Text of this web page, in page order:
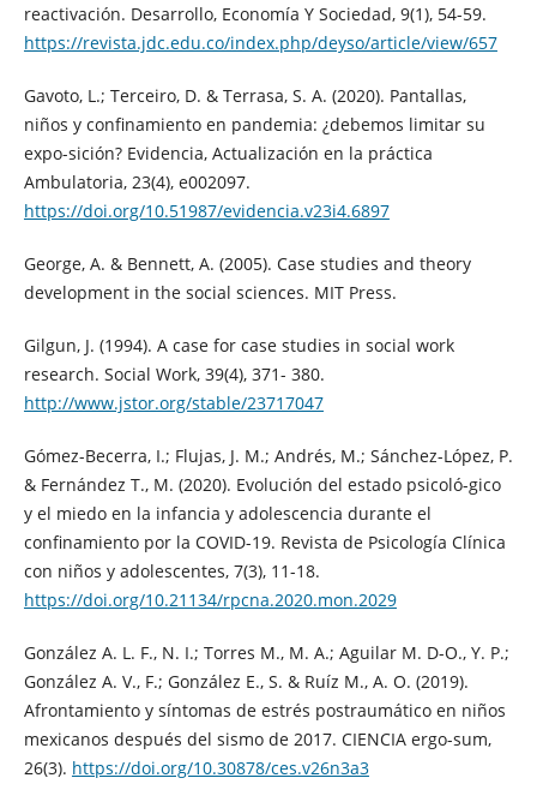
reactivación. Desarrollo, Economía Y Sociedad, 9(1), 54-59.
https://revista.jdc.edu.co/index.php/deyso/article/view/657
Gavoto, L.; Terceiro, D. & Terrasa, S. A. (2020). Pantallas,
niños y confinamiento en pandemia: ¿debemos limitar su
expo-sición? Evidencia, Actualización en la práctica
Ambulatoria, 23(4), e002097.
https://doi.org/10.51987/evidencia.v23i4.6897
George, A. & Bennett, A. (2005). Case studies and theory
development in the social sciences. MIT Press.
Gilgun, J. (1994). A case for case studies in social work
research. Social Work, 39(4), 371- 380.
http://www.jstor.org/stable/23717047
Gómez-Becerra, I.; Flujas, J. M.; Andrés, M.; Sánchez-López, P.
& Fernández T., M. (2020). Evolución del estado psicoló-gico
y el miedo en la infancia y adolescencia durante el
confinamiento por la COVID-19. Revista de Psicología Clínica
con niños y adolescentes, 7(3), 11-18.
https://doi.org/10.21134/rpcna.2020.mon.2029
González A. L. F., N. I.; Torres M., M. A.; Aguilar M. D-O., Y. P.;
González A. V., F.; González E., S. & Ruíz M., A. O. (2019).
Afrontamiento y síntomas de estrés postraumático en niños
mexicanos después del sismo de 2017. CIENCIA ergo-sum,
26(3). https://doi.org/10.30878/ces.v26n3a3